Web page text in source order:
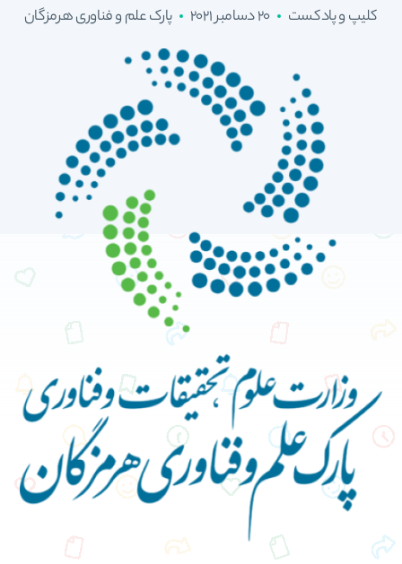
کلیپ و پادکست 20 دسامبر 2021 پارک علم و فناوری هرمزگان